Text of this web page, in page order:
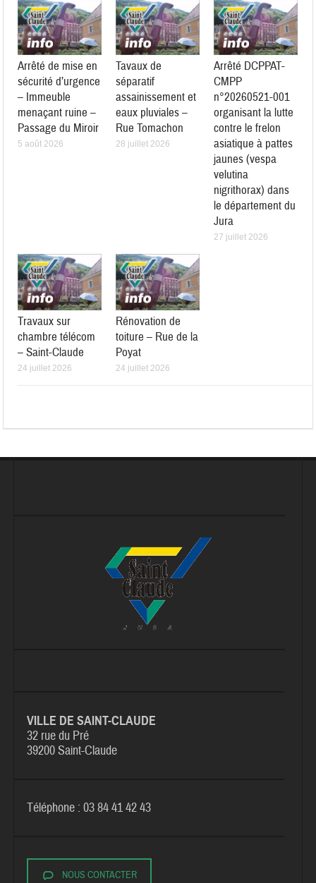
Arrêté de mise en
sécurité d’urgence
– Immeuble
menaçant ruine –
Passage du Miroir
5 août 2026
Tavaux de
séparatif
assainissement et
eaux pluviales –
Rue Tomachon
28 juillet 2026
Arrêté DCPPAT-
CMPP
n°20260521-001
organisant la lutte
contre le frelon
asiatique à pattes
jaunes (vespa
velutina
nigrithorax) dans
le département du
Jura
27 juillet 2026
Travaux sur
chambre télécom
– Saint-Claude
24 juillet 2026
Rénovation de
toiture – Rue de la
Poyat
24 juillet 2026
VILLE DE SAINT-CLAUDE
32 rue du Pré
39200 Saint-Claude
Téléphone : 03 84 41 42 43
NOUS CONTACTER